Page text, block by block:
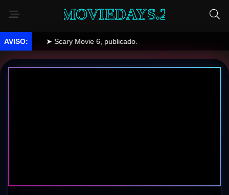
MOVIEDAYS.2
➤ Scary Movie 6, publicado.